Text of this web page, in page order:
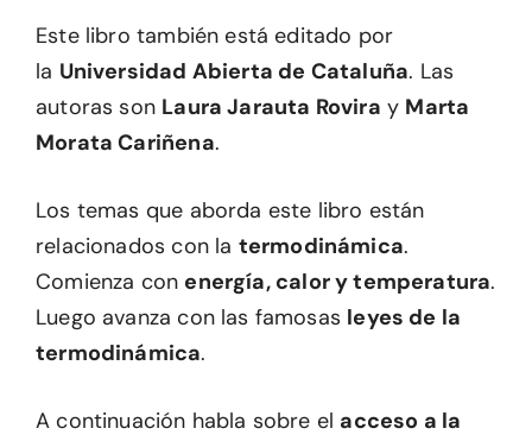
Este libro también está editado por
la Universidad Abierta de Cataluña. Las
autoras son Laura Jarauta Rovira y Marta
Morata Cariñena.
Los temas que aborda este libro están
relacionados con la termodinámica.
Comienza con energía, calor y temperatura.
Luego avanza con las famosas leyes de la
termodinámica.
A continuación habla sobre el acceso a la